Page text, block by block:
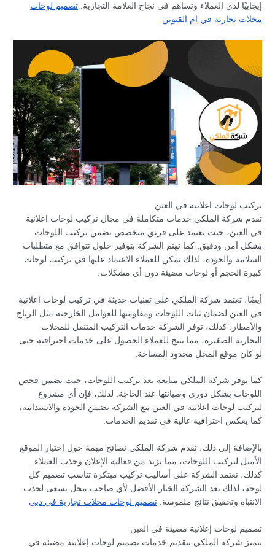
إيجابيًا لدى العملاء وتساهم في نجاح العلامة التجارية.تصميم لوحات
محلات تجارية في ام القيوين
تركيب لوحات اعلانية في العين
تقدم شركة الملكي خدمات متكاملة في مجال تركيب لوحات اعلانية
في العين، حيث تعتمد على فريق متخصص يضمن تركيب اللوحات
بشكل آمن ودقيق. كما تهتم الشركة بتوفير حلول تتوافق مع متطلبات
السلامة والجودة، لذلك يمكن للعملاء الاعتماد عليها في تركيب لوحات
كبيرة الحجم أو لوحات مضيئة دون أي مشكلات.
أيضًا، تعتمد شركة الملكي على تقنيات حديثة في تركيب لوحات اعلانية
في العين لضمان ثبات اللوحات ومقاومتها للعوامل الخارجية مثل الرياح
والأمطار. كذلك، توفر الشركة خدمات التركيب المتنقل للمحلات
التجارية الصغيرة، مما يتيح للعملاء الحصول على خدمات احترافية حتى
لو كان موقع المحل محدود المساحة.
كما توفر شركة الملكي متابعة بعد تركيب اللوحات، حيث تضمن فحص
اللوحات بشكل دوري وصيانتها عند الحاجة. لذلك، فإن أي مشروع
لتركيب لوحات اعلانية في العين مع الشركة يضمن الجودة والاستدامة،
كما يعكس احترافية عالية في تقديم الخدمات.
بالإضافة إلى ذلك، تقدم شركة الملكي نصائح مهمة حول اختيار الموقع
الأمثل لتركيب اللوحات، مما يزيد من فعالية الإعلان وجذب العملاء.
كذلك، تعتمد الشركة على أساليب تركيب مبتكرة تناسب تصميم كل
لوحة، لذلك تعد الشركة الخيار الأفضل لأي صاحب محل يسعى لجذب
الانتباه وتحقيق نتائج ملموسة.تصميم لوحات محلات تجارية في دبي
تصميم لوحات إعلانية مضيئة في العين
تتميز شركة الملكي بتقديم خدمات تصميم لوحات إعلانية مضيئة في